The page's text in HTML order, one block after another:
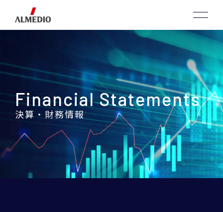
Financial Statements
決算・財務情報